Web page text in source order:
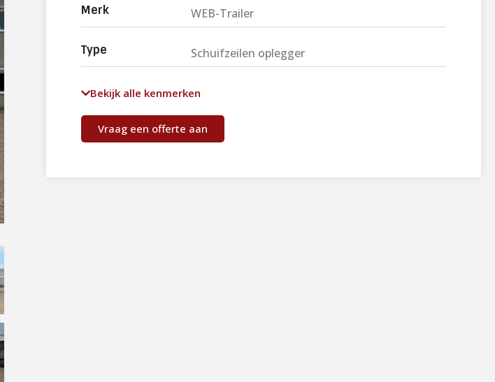
Merk WEB-Trailer
Type Schuifzeilen oplegger
Bekijk alle kenmerken
Vraag een offerte aan